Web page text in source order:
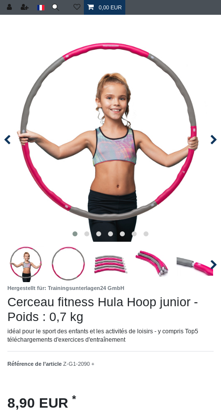
0,00 EUR
Hergestellt für: Trainingsunterlagen24 GmbH
Cerceau fitness Hula Hoop junior -
Poids : 0,7 kg
idéal pour le sport des enfants et les activités de loisirs - y compris Top5
téléchargements d'exercices d'entraînement
Référence de l’article Z-G1-2090 +
8,90 EUR *